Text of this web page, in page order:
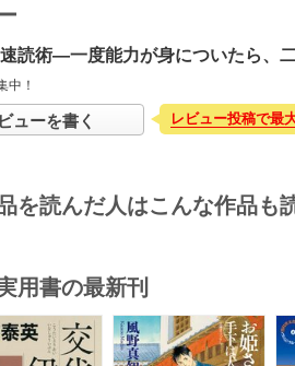
読術―一度能力が身についたら、
中！
ューを書く レビュー投稿で最
を読んだ人はこんな作品も
用書の最新刊